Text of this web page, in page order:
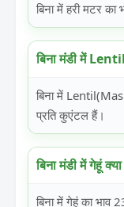
बिना में हरी मटर
बिना मंडी में
बिना में
प्रति कुएंटल हैं।
बिना मंडी में गेहूं
बिना में गेहूं का